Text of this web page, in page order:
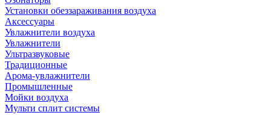
Установки обеззараживания воздуха
Аксессуары
Увлажнители воздуха
Увлажнители
Ультразвуковые
Традиционные
Арома-увлажнители
Промышленные
Мойки воздуха
Мульти сплит системы